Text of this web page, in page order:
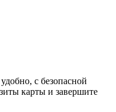
с безопасной
карты и завершите